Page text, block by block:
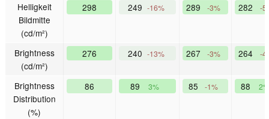
Helligkeit
Bildmitte
(cd/m²)
298 249 -16% 289 -3% 282 -
Brightness
(cd/m²)
276 240 -13% 267 -3% 264 -
Brightness
Distribution
(%)
86 89 3% 85 -1% 88 2%